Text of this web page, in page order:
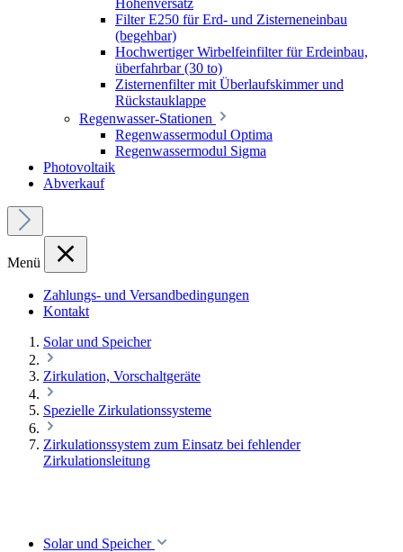
Höhenversatz
Filter E250 für Erd- und Zisterneneinbau
(begehbar)
Hochwertiger Wirbelfeinfilter für Erdeinbau,
überfahrbar (30 to)
Zisternenfilter mit Überlaufskimmer und
Rückstauklappe
Regenwasser-Stationen
Regenwassermodul Optima
Regenwassermodul Sigma
Photovoltaik
Abverkauf
Menü
Zahlungs- und Versandbedingungen
Kontakt
Solar und Speicher
Zirkulation, Vorschaltgeräte
Spezielle Zirkulationssysteme
Zirkulationssystem zum Einsatz bei fehlender
Zirkulationsleitung
Solar und Speicher